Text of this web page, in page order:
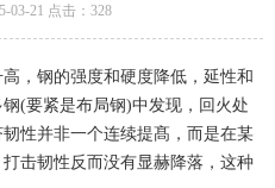
03-21 点击：328
，钢的强度和硬度降低，延性和
(要紧是布局钢)中发现，回火处
性并非一个连续提髙，而是在某
击韧性反而没有显赫降落，这种